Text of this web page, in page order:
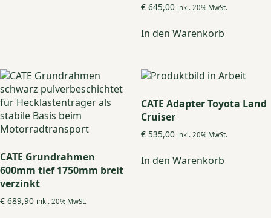
€645,00 inkl. 20% MwSt.
In den Warenkorb
CATE Grundrahmen
600mm tief 1750mm breit
verzinkt
€ 689,90 inkl. 20% MwSt.
CATE Adapter Toyota Land
Cruiser
€535,00 inkl. 20% MwSt.
In den Warenkorb